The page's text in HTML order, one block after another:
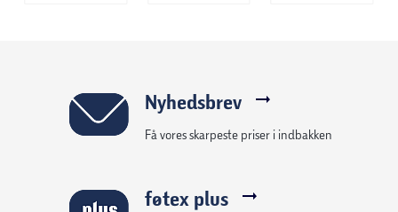
Nyhedsbrev
Få vores skarpeste priser i indbakken
føtex plus